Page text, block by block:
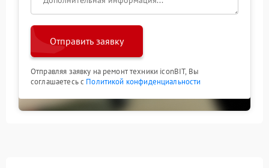
Отправить заявку
Отправляя заявку на ремонт техники iconBIT, Вы
соглашаетесь с Политикой конфиденциальности